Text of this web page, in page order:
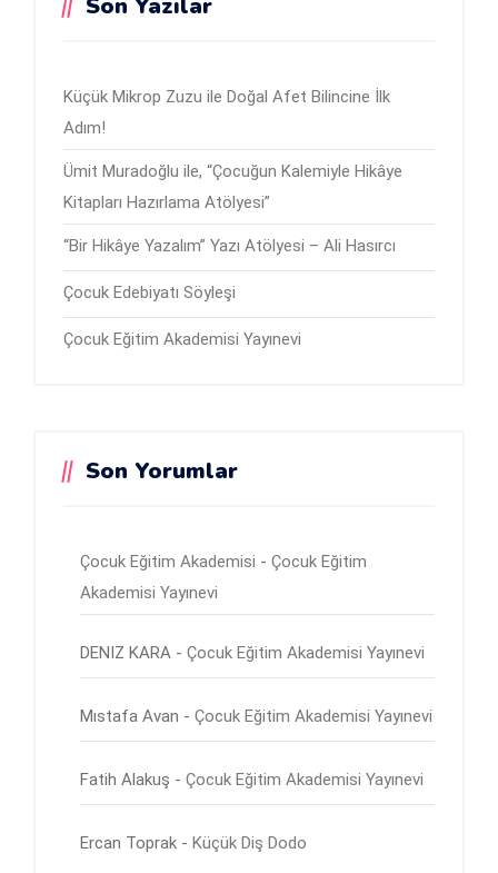
Son Yazılar
Küçük Mikrop Zuzu ile Doğal Afet Bilincine İlk
Adım!
Ümit Muradoğlu ile, “Çocuğun Kalemiyle Hikâye
Kitapları Hazırlama Atölyesi”
“Bir Hikâye Yazalım” Yazı Atölyesi – Ali Hasırcı
Çocuk Edebiyatı Söyleşi
Çocuk Eğitim Akademisi Yayınevi
Son Yorumlar
Çocuk Eğitim Akademisi - Çocuk Eğitim
Akademisi Yayınevi
DENIZ KARA - Çocuk Eğitim Akademisi Yayınevi
Mıstafa Avan - Çocuk Eğitim Akademisi Yayınevi
Fatih Alakuş - Çocuk Eğitim Akademisi Yayınevi
Ercan Toprak - Küçük Diş Dodo